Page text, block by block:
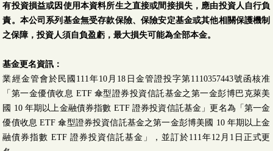
有投資損益或因使用本資料所生之直接或間接損失，應由投資人自行負
責。本公司系列基金無受存款保險、保險安定基金或其他相關保護機制
之保障，投資人須自負盈虧，最大損失可能為全部本金。
基金更名資訊：
業經金管會於民國111年10月18日金管證投字第1110357443號函核准
「第一金優債收息 ETF 傘型證券投資信託基金之第一金彭博巴克萊美
國 10 年期以上金融債券指數 ETF 證券投資信託基金」更名為「第一金
優債收息 ETF 傘型證券投資信託基金之第一金彭博美國 10 年期以上金
融債券指數 ETF 證券投資信託基金」，並訂於111年12月1日正式更